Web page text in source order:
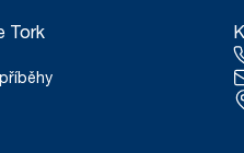
a které zahrnuje všechny úrovně
že tyto údaje jsou systémovým
uhlíku pro konkrétní výrobky a
Tork